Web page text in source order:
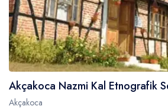
Akçakoca Nazmi Kal Etnografik
Akçakoca